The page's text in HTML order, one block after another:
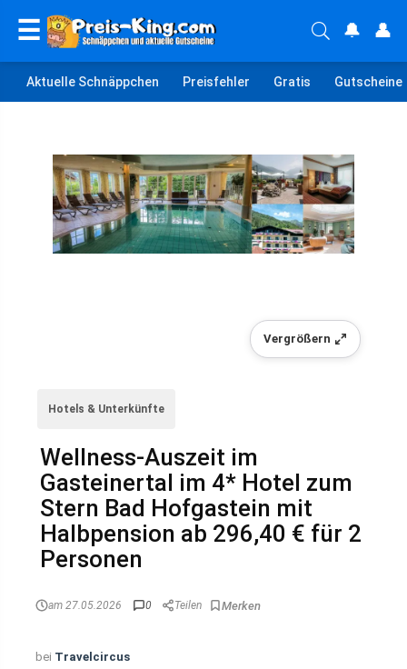
☰ 🔔 👤
Aktuelle Schnäppchen Preisfehler Gratis Gutscheine
Vergrößern
Hotels & Unterkünfte
Wellness-Auszeit im
Gasteinertal im 4* Hotel zum
Stern Bad Hofgastein mit
Halbpension ab 296,40 € für 2
Personen
am 27.05.2026 0 Teilen
bei Travelcircus